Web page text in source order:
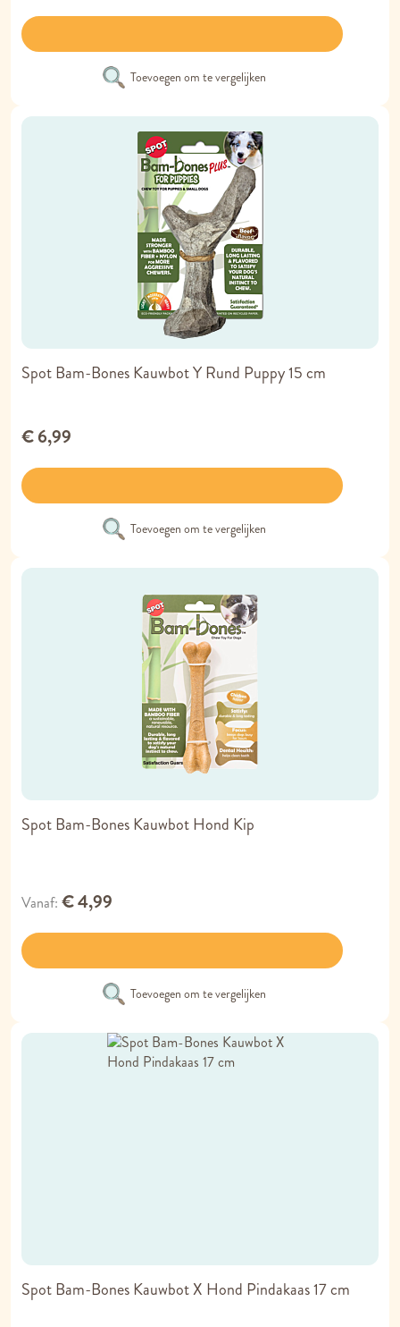
Toevoegen om te vergelijken
Spot Bam-Bones Kauwbot Y Rund Puppy 15 cm
€ 6,99
Toevoegen om te vergelijken
Spot Bam-Bones Kauwbot Hond Kip
Vanaf € 4,99
Toevoegen om te vergelijken
Spot Bam-Bones Kauwbot X Hond Pindakaas 17 cm